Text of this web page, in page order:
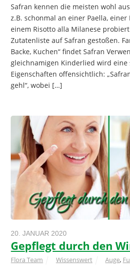
Safran kennen die meisten wohl
z.B. schonmal an einer Paella,
einem Risotto alla Milanese
Zutatenliste auf Safran gestoßen.
Backe, Kuchen“ findet Safran
gleichnamigen Kinderlied wird eine
Eigenschaften offensichtlich:
gehl“, wobei […]
20. JANUAR 2020
Gepflegt durch den
Flora Team Wissenswert Auge,